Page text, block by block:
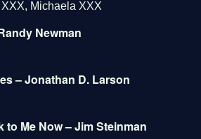
Michaela XXX
Newman
– Jonathan D. Larson
to Me Now – Jim Steinman